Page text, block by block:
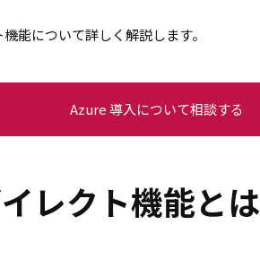
能について詳しく解説します。
Azure 導入について相談する
レクト機能とは